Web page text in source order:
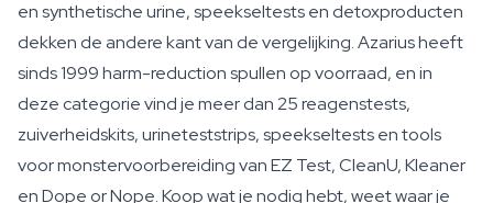
en synthetische urine, speekseltests en detoxproducten
dekken de andere kant van de vergelijking. Azarius heeft
sinds 1999 harm-reduction spullen op voorraad, en in
deze categorie vind je meer dan 25 reagenstests,
zuiverheidskits, urineteststrips, speekseltests en tools
voor monstervoorbereiding van EZ Test, CleanU, Kleaner
en Dope or Nope. Koop wat je nodig hebt, weet waar je